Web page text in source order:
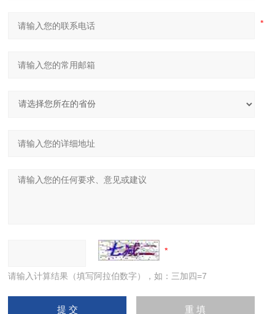
请输入计算结果（填写阿拉伯数字），如：三加四=7